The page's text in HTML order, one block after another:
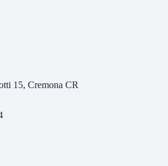
15, Cremona CR